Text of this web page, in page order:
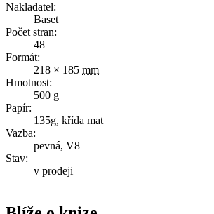
Nakladatel:
Baset
Počet stran:
48
Formát:
218 × 185 mm
Hmotnost:
500 g
Papír:
135g, křída mat
Vazba:
pevná, V8
Stav:
v prodeji